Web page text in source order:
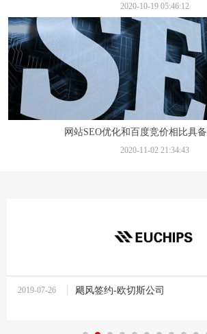
2020-10-19 05:46:12
网站SEO优化和百度竞价相比具
2020-11-02 21:34:43
2019-07-26
飓风签约-欧切斯公司